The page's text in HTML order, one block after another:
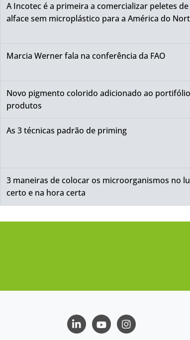
A Incotec é a primeira a comercializar peletes de
alface sem microplástico para a América do
Marcia Werner fala na conferência da FAO
Novo pigmento colorido adicionado ao
produtos
As 3 técnicas padrão de priming
3 maneiras de colocar os microorganismos no
certo e na hora certa
LinkedInYoutubeInstagram